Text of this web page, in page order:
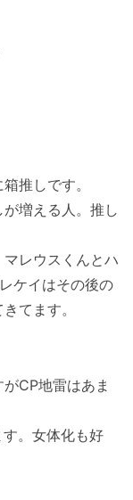
推しです。
増える人。推し
レウスくんとハ
ケイはその後の
てます。
CP地雷はあま
。女体化も好